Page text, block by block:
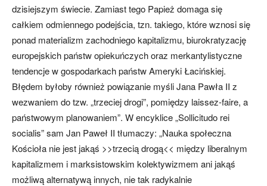
dzisiejszym świecie. Zamiast tego Papież domaga się
całkiem odmiennego podejścia, tzn. takiego, które wznosi się
ponad materializm zachodniego kapitalizmu, biurokratyzację
europejskich państw opiekuńczych oraz merkantylistyczne
tendencje w gospodarkach państw Ameryki Łacińskiej.
Błędem byłoby również powiązanie myśli Jana Pawła II z
wezwaniem do tzw. „trzeciej drogi”, pomiędzy laissez-faire, a
państwowym planowaniem”. W encyklice „Sollicitudo rei
socialis” sam Jan Paweł II tłumaczy: „Nauka społeczna
Kościoła nie jest jakąś >>trzecią drogą<< między liberalnym
kapitalizmem i marksistowskim kolektywizmem ani jakąś
możliwą alternatywą innych, nie tak radykalnie